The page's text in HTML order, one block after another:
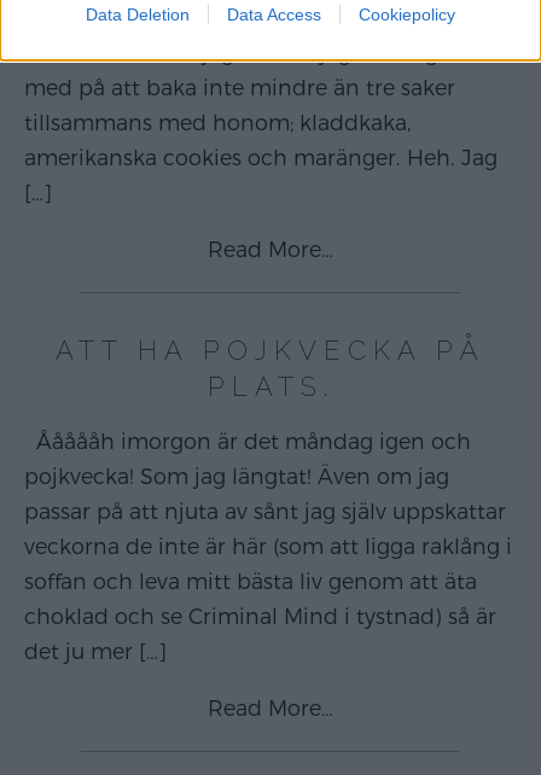
Data Deletion Data Access Cookiepolicy
ordning tvätta och så har Noah bestämt att
det ska bakas, så jag kan möjligtvis ha gått
med på att baka inte mindre än tre saker
tillsammans med honom; kladdkaka,
amerikanska cookies och maränger. Heh. Jag
[…]
Read More…
ATT HA POJKVECKA PÅ
PLATS.
Åååååh imorgon är det måndag igen och
pojkvecka! Som jag längtat! Även om jag
passar på att njuta av sånt jag själv uppskattar
veckorna de inte är här (som att ligga raklång i
soffan och leva mitt bästa liv genom att äta
choklad och se Criminal Mind i tystnad) så är
det ju mer […]
Read More…